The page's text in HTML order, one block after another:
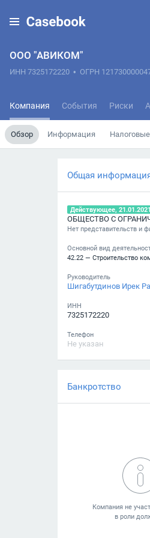
ООО "АВИКОМ"
ИНН 7325172220 • ОГРН
Компания События Риски
Обзор Информация
Общая
Действующее, 21.01.2021
ОБЩЕСТВО С
Нет представительств и
Основной вид
Руководитель
Шигабутдинов Ирек
ИНН
7325172220
Телефон
Не указан
Банкротство